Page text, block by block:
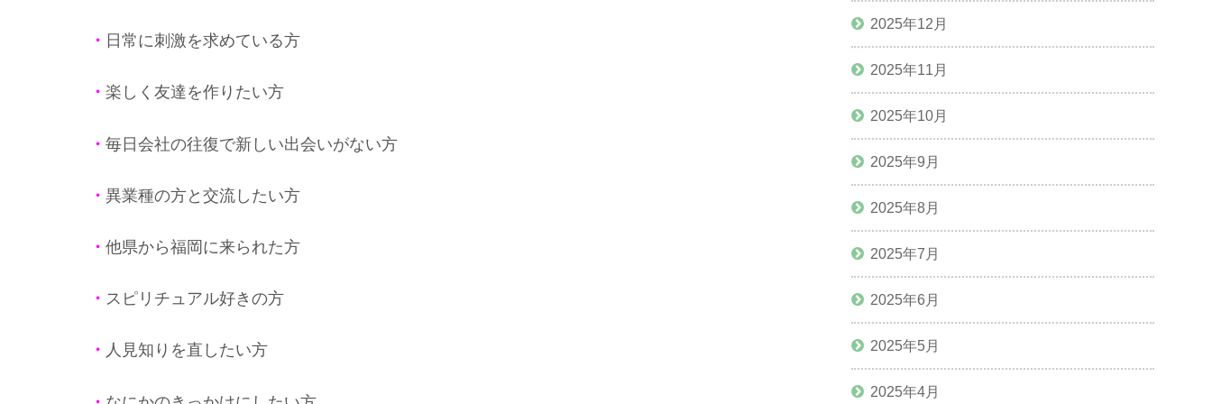
・ 日常に刺激を求めている方
・ 楽しく友達を作りたい方
・ 毎日会社の往復で新しい出会いがない方
・ 異業種の方と交流したい方
・ 他県から福岡に来られた方
・ スピリチュアル好きの方
・ 人見知りを直したい方
2025年12月
2025年11月
2025年10月
2025年9月
2025年8月
2025年7月
2025年6月
2025年5月
2025年4月